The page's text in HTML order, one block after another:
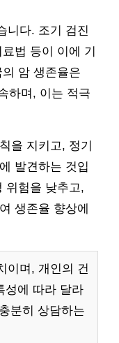
니다. 조기 검진
법 등이 이에 기
암 생존율은
하며, 이는 적극
을 지키고, 정기
발견하는 것입
위험을 낮추고,
생존율 향상에
이며, 개인의 건
성에 따라 달라
분히 상담하는